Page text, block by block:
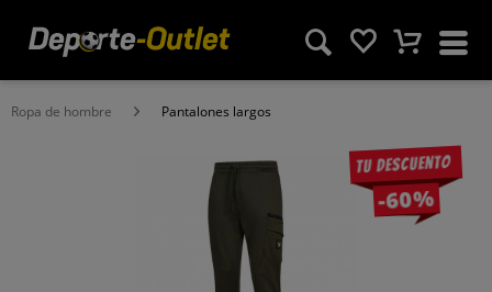
Ropa de hombre Pantalones largos
Tu descuento
-60%